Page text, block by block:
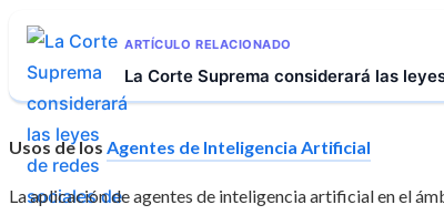
ARTÍCULO RELACIONADO
La Corte Suprema considerará las
Usos de los Agentes de Inteligencia Artificial
La aplicación de agentes de inteligencia artificial en el